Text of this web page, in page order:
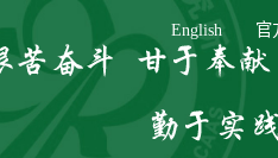
English 官